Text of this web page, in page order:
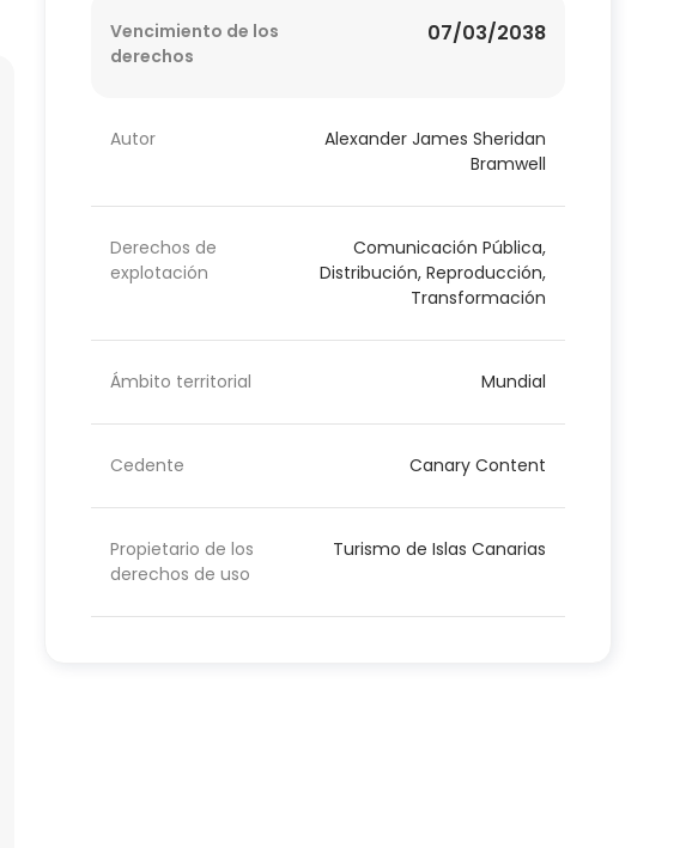
Vencimiento de los
derechos
07/03/2038
Autor
Alexander James Sheridan
Bramwell
Derechos de
explotación
Comunicación Pública,
Distribución, Reproducción,
Transformación
Ámbito territorial Mundial
Cedente Canary Content
Propietario de los
derechos de uso
Turismo de Islas Canarias